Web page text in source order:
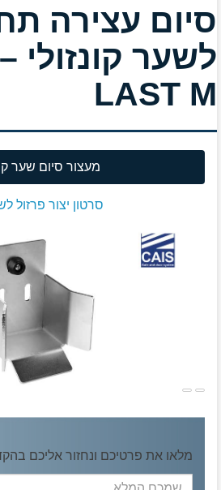
סיום עצירה
LAST M
מעצור סיום שער
סרטון יצור פרזול
מלאו את פרטיכם ונחזור אליכם
שמכם